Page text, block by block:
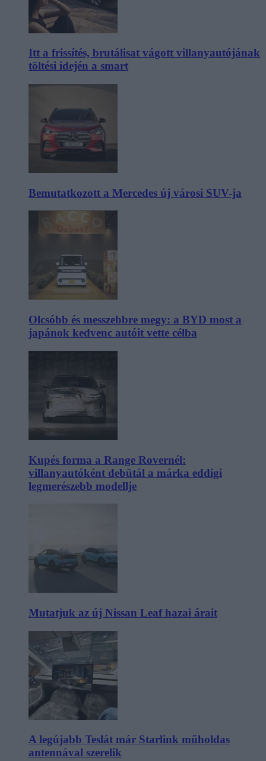
Itt a frissítés, brutálisat vágott villanyautójának
töltési idején a smart
Bemutatkozott a Mercedes új városi SUV-ja
Olcsóbb és messzebbre megy: a BYD most a
japánok kedvenc autóit vette célba
Kupés forma a Range Rovernél:
villanyautóként debütál a márka eddigi
legmerészebb modellje
Mutatjuk az új Nissan Leaf hazai árait
A legújabb Teslát már Starlink műholdas
antennával szerelik